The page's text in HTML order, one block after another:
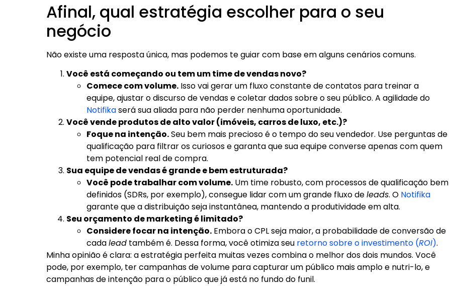
Afinal, qual estratégia escolher para o seu
negócio
Não existe uma resposta única, mas podemos te guiar com base em alguns cenários comuns.
Você está começando ou tem um time de vendas novo?
Comece com volume. Isso vai gerar um fluxo constante de contatos para treinar a
equipe, ajustar o discurso de vendas e coletar dados sobre o seu público. A agilidade do
Notifikaserá sua aliada para não perder nenhuma oportunidade.
Você vende produtos de alto valor (imóveis, carros de luxo, etc.)?
Foque na intenção.Seu bem mais precioso é o tempo do seu vendedor. Use perguntas de
qualificação para filtrar os curiosos e garanta que sua equipe converse apenas com quem
tem potencial real de compra.
Sua equipe de vendas é grande e bem estruturada?
Você pode trabalhar com volume. Um time robusto, com processos de qualificação bem
definidos (SDRs, por exemplo), consegue lidar com um grande fluxo deleads. O Notifika
garante que a distribuição seja instantânea, mantendo a produtividade em alta.
Seu orçamento de marketing é limitado?
Considere focar na intenção. Embora o CPL seja maior, a probabilidade de conversão de
cadalead também é. Dessa forma, você otimiza seu retorno sobre o investimento (ROI).
Minha opinião é clara: a estratégia perfeita muitas vezes combina o melhor dos dois mundos. Você
pode, por exemplo, ter campanhas de volume para capturar um público mais amplo e nutri-lo, e
campanhas de intenção para o público que já está no fundo do funil.